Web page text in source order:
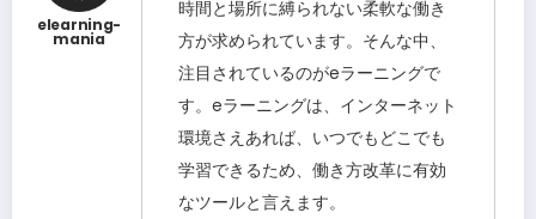
時間と場所に縛られない柔軟な働き
方が求められています。そんな中、
注目されているのがeラーニングで
す。eラーニングは、インターネット
環境さえあれば、いつでもどこでも
学習できるため、働き方改革に有効
なツールと言えます。